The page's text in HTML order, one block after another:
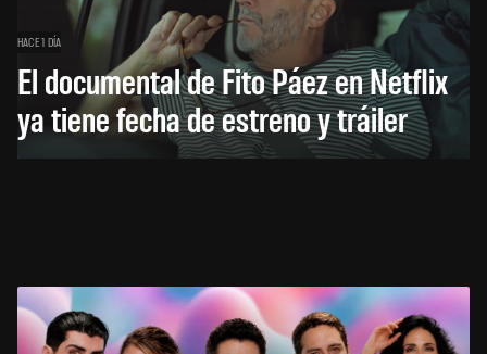
HACE 1 DÍA
El documental de Fito Páez en Netflix
ya tiene fecha de estreno y tráiler